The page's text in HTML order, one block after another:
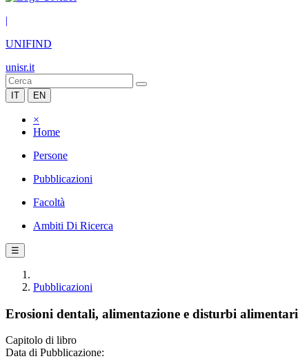
|
UNIFIND
unisr.it
IT EN
×
Home
Persone
Pubblicazioni
Facoltà
Ambiti Di Ricerca
☰
Pubblicazioni
Erosioni dentali, alimentazione e disturbi alimentari
Capitolo di libro
Data di Pubblicazione: